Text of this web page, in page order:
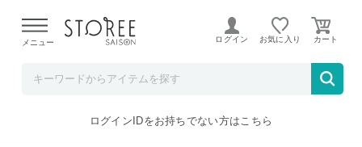
よる配送遅延が発生しております。
メニュー ログイン お気に入り
ご指定のアイテムは取り扱い終了、またはただいま取り扱い
トップへ戻る
ログインIDをお持ちでない方はこちら